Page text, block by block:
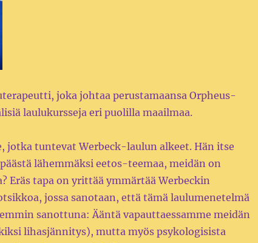
joka johtaa perustamaansa Orpheus-
laulukursseja eri puolilla maailmaa.
jotka tuntevat Werbeck-laulun alkeet. Hän itse
lähemmäksi eetos-teemaa, meidän on
Eräs tapa on yrittää ymmärtää Werbeckin
jossa sanotaan, että tämä laulumenetelmä
sanottuna: Ääntä vapauttaessamme meidän
lihasjännitys), mutta myös psykologisista